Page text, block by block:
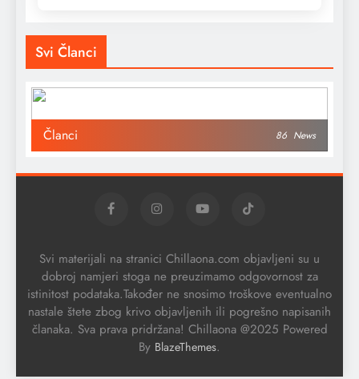
Svi Članci
Članci 86 News
Svi materijali na stranici Chillaona.com objavljeni su u
dobroj namjeri stoga ne preuzimamo odgovornost za
istinitost podataka.Također ne snosimo troškove eventualno
nastale štete zbog krivo objavljenih ili pogrešno napisanih
članaka. Sva prava pridržana! Chillaona @2025 Powered
By BlazeThemes.